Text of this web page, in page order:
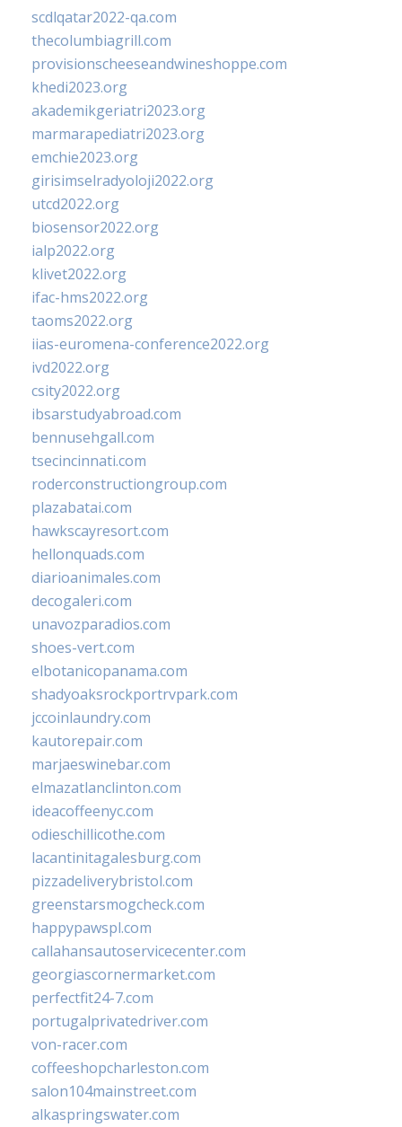
scdlqatar2022-qa.com
thecolumbiagrill.com
provisionscheeseandwineshoppe.com
khedi2023.org
akademikgeriatri2023.org
marmarapediatri2023.org
emchie2023.org
girisimselradyoloji2022.org
utcd2022.org
biosensor2022.org
ialp2022.org
klivet2022.org
ifac-hms2022.org
taoms2022.org
iias-euromena-conference2022.org
ivd2022.org
csity2022.org
ibsarstudyabroad.com
bennusehgall.com
tsecincinnati.com
roderconstructiongroup.com
plazabatai.com
hawkscayresort.com
hellonquads.com
diarioanimales.com
decogaleri.com
unavozparadios.com
shoes-vert.com
elbotanicopanama.com
shadyoaksrockportrvpark.com
jccoinlaundry.com
kautorepair.com
marjaeswinebar.com
elmazatlanclinton.com
ideacoffeenyc.com
odieschillicothe.com
lacantinitagalesburg.com
pizzadeliverybristol.com
greenstarsmogcheck.com
happypawspl.com
callahansautoservicecenter.com
georgiascornermarket.com
perfectfit24-7.com
portugalprivatedriver.com
von-racer.com
coffeeshopcharleston.com
salon104mainstreet.com
alkaspringswater.com